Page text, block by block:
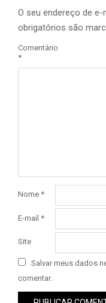
O seu endereço de
obrigatórios são
Comentário
*
Nome *
E-mail *
Site
Salvar meus dados
comentar.